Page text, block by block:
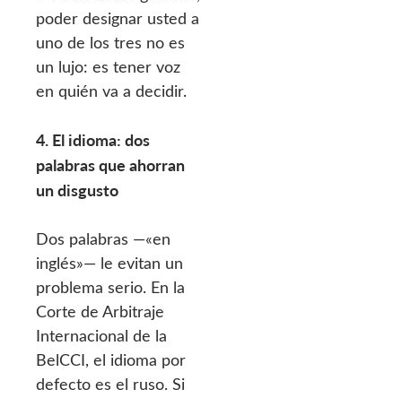
poder designar usted a
uno de los tres no es
un lujo: es tener voz
en quién va a decidir.
4. El idioma: dos
palabras que ahorran
un disgusto
Dos palabras —«en
inglés»— le evitan un
problema serio. En la
Corte de Arbitraje
Internacional de la
BelCCI, el idioma por
defecto es el ruso. Si